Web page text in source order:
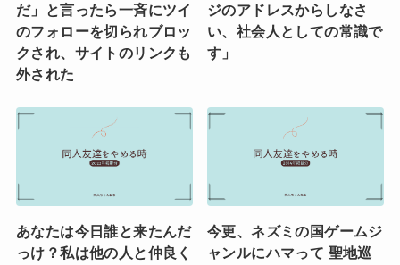
だ」と言ったら一斉にツイ
のフォローを切られブロッ
クされ、サイトのリンクも
外された
ジのアドレスからしなさ
い、社会人としての常識で
す」
あなたは今日誰と来たんだ
っけ？私は他の人と仲良く
今更、ネズミの国ゲームジ
ャンルにハマって 聖地巡